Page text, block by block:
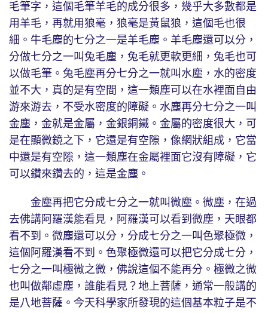
毛筆字，這個毛筆羊毛的成分很多，幾乎大多數都是
用羊毛，再就用狼毫，狼毫是黃鼠狼，這個毛也很
細。牛毛塵的七分之一是羊毛塵。羊毛塵還可以分，
分做七分之一叫兔毛塵，兔毛就更軟更細，兔毛也可
以做毛筆。兔毛塵再分七分之一就叫水塵，水的密度
並不大，真的是有空間，這一類塵可以在水裡面自由
游來游去，不受水密度的障礙。水塵再分七分之一叫
金塵，金就是金屬，金銀銅鐵。金屬的密度很大，可
是在顯微鏡之下，它還是有空隙，像網狀組成，它當
中還是有空隙，這一類塵在金屬裡面它沒有障礙，它
可以鑽來鑽去的，這是金塵。
金塵再把它分成七分之一就叫微塵。微塵，在過
去佛講阿羅漢能看見，阿羅漢可以看到微塵，天眼都
看不到。微塵還可以分，分成七分之一叫色聚極微，
這個阿羅漢看不到。色聚極微還可以把它分成七分，
七分之一叫極微之微，佛說這個不能再分。極微之微
也叫做鄰虛塵，誰能看見？地上菩薩，通常一般講的
是八地菩薩。今天科學家所發現的這個基本粒子是不